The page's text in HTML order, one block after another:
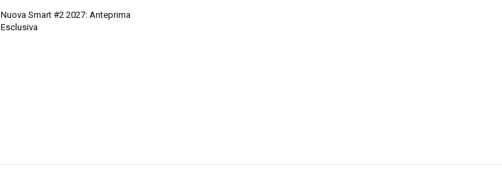
Nuova Smart #2 2027: Anteprima
Esclusiva